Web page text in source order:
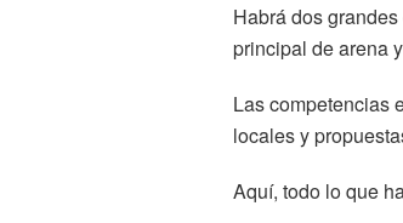
Habrá dos
principal de arena
Las competencias
locales y
Aquí, todo lo que